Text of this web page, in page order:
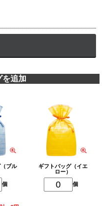
を追加
ブル
個
ギフトバッグ（イエ
ロー）
個